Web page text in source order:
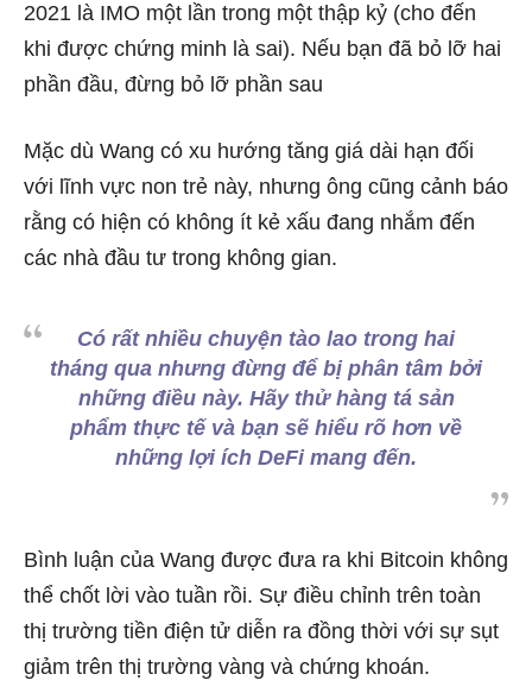
2021 là IMO một lần trong một thập kỷ (cho đến
khi được chứng minh là sai). Nếu bạn đã bỏ lỡ hai
phần đầu, đừng bỏ lỡ phần sau
Mặc dù Wang có xu hướng tăng giá dài hạn đối
với lĩnh vực non trẻ này, nhưng ông cũng cảnh báo
rằng có hiện có không ít kẻ xấu đang nhắm đến
các nhà đầu tư trong không gian.
Có rất nhiều chuyện tào lao trong hai
tháng qua nhưng đừng để bị phân tâm bởi
những điều này. Hãy thử hàng tá sản
phẩm thực tế và bạn sẽ hiểu rõ hơn về
những lợi ích DeFi mang đến.
Bình luận của Wang được đưa ra khi Bitcoin không
thể chốt lời vào tuần rồi. Sự điều chỉnh trên toàn
thị trường tiền điện tử diễn ra đồng thời với sự sụt
giảm trên thị trường vàng và chứng khoán.